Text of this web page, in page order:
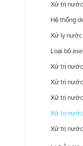
Xử trị
Hệ thống
Xử ly nước
Loại bỏ
Xử trị
Xử trị
Xử trị
Xử trị
Xử trị